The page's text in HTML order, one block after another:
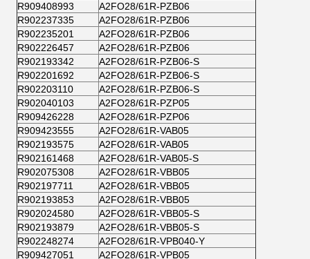
R909408993
A2FO28/61R-PZB06
R902237335
A2FO28/61R-PZB06
R902235201
A2FO28/61R-PZB06
R902226457
A2FO28/61R-PZB06
R902193342
A2FO28/61R-PZB06-S
R902201692
A2FO28/61R-PZB06-S
R902203110
A2FO28/61R-PZB06-S
R902040103
A2FO28/61R-PZP05
R909426228
A2FO28/61R-PZP06
R909423555
A2FO28/61R-VAB05
R902193575
A2FO28/61R-VAB05
R902161468
A2FO28/61R-VAB05-S
R902075308
A2FO28/61R-VBB05
R902197711
A2FO28/61R-VBB05
R902193853
A2FO28/61R-VBB05
R902024580
A2FO28/61R-VBB05-S
R902193879
A2FO28/61R-VBB05-S
R902248274
A2FO28/61R-VPB040-Y
R909427051
A2FO28/61R-VPB05